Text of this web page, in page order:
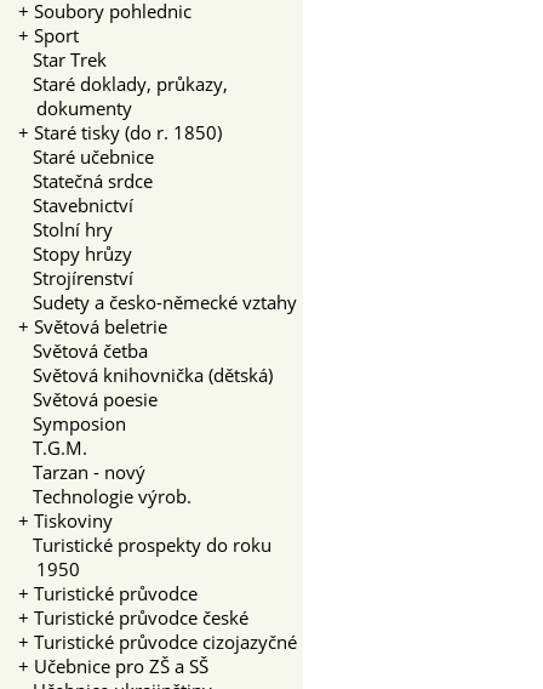
+ Soubory pohlednic
+ Sport
Star Trek
Staré doklady, průkazy,
dokumenty
+ Staré tisky (do r. 1850)
Staré učebnice
Statečná srdce
Stavebnictví
Stolní hry
Stopy hrůzy
Strojírenství
Sudety a česko-německé vztahy
+ Světová beletrie
Světová četba
Světová knihovnička (dětská)
Světová poesie
Symposion
T.G.M.
Tarzan - nový
Technologie výrob.
+ Tiskoviny
Turistické prospekty do roku
1950
+ Turistické průvodce
+ Turistické průvodce české
+ Turistické průvodce cizojazyčné
+ Učebnice pro ZŠ a SŠ